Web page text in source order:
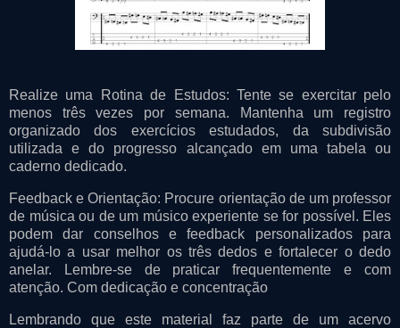
Realize uma Rotina de Estudos: Tente se exercitar pelo
menos três vezes por semana. Mantenha um registro
organizado dos exercícios estudados, da subdivisão
utilizada e do progresso alcançado em uma tabela ou
caderno dedicado.
Feedback e Orientação: Procure orientação de um professor
de música ou de um músico experiente se for possível. Eles
podem dar conselhos e feedback personalizados para
ajudá-lo a usar melhor os três dedos e fortalecer o dedo
anelar. Lembre-se de praticar frequentemente e com
atenção. Com dedicação e concentração
Lembrando que este material faz parte de um acervo